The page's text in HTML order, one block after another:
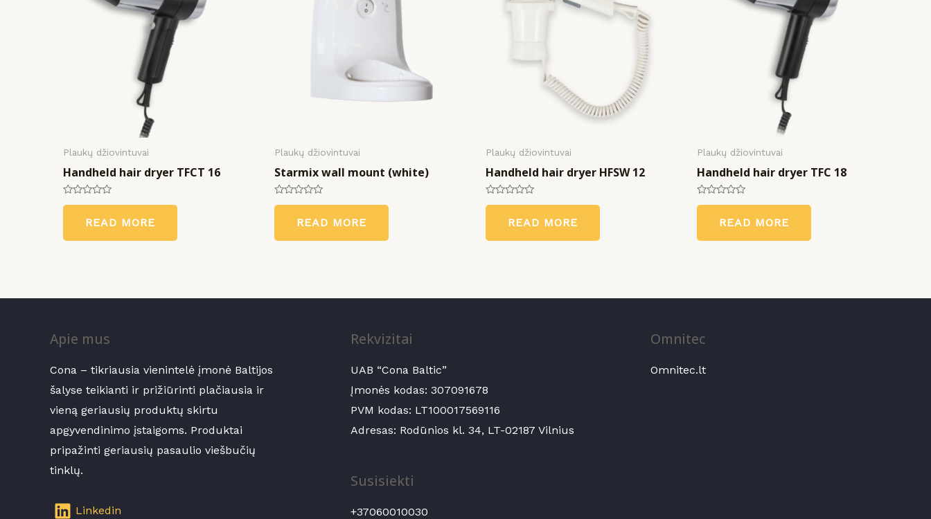
Plaukų džiovintuvai
Handheld hair dryer TFCT 16
Rated
5
READ MORE
Plaukų džiovintuvai
Starmix wall mount (white)
Rated
5
READ MORE
Plaukų džiovintuvai
Handheld hair dryer HFSW 12
Rated
5
READ MORE
Plaukų džiovintuvai
Handheld hair dryer TFC 18
Rated
5
READ MORE
Apie mus
Cona – tikriausia vienintelė įmonė Baltijos
šalyse teikianti ir prižiūrinti plačiausia ir
vieną geriausių produktų skirtu
apgyvendinimo įstaigoms. Produktai
pripažinti geriausių pasaulio viešbučių
tinklų.
Linkedin
Rekvizitai
UAB “Cona Baltic”
Įmonės kodas: 307091678
PVM kodas: LT100017569116
Adresas: Rodūnios kl. 34, LT-02187 Vilnius
Susisiekti
+37060010030
Omnitec
Omnitec.lt